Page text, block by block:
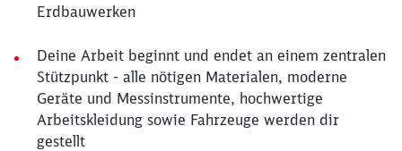
Erdbauwerken
Deine Arbeit beginnt und endet an einem zentralen
Stützpunkt - alle nötigen Materialen, moderne
Geräte und Messinstrumente, hochwertige
Arbeitskleidung sowie Fahrzeuge werden dir
gestellt